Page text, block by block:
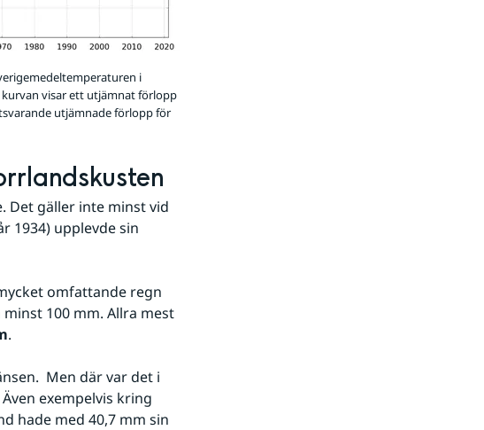
i
kurvan visar ett utjämnat förlopp
utjämnade förlopp för
Det gäller inte minst vid
1934) upplevde sin
omfattande regn
100 mm. Allra mest
.
Men där var det i
exempelvis kring
hade med 40,7 mm sin